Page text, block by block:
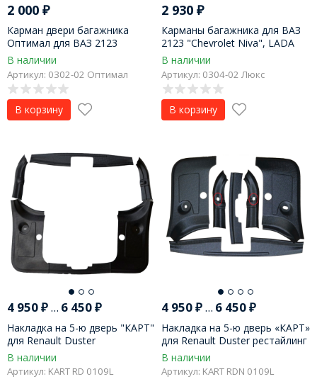
2 000 ₽
Карман двери багажника
Оптимал для ВАЗ 2123
"Chevrolet Niva", LADA Niva
Legend
В наличии
Артикул: 0302-02 Оптимал
В корзину
2 930₽
Карманы багажника для ВАЗ
2123 "Chevrolet Niva", LADA
Niva Travel
В наличии
Артикул: 0304-02 Люкс
В корзину
4 950₽... 6 450₽
Накладка на 5-ю дверь "КАРТ"
для Renault Duster
дорестайлинг до 2015 г.в. (без
комплектации)
В наличии
Артикул: KART RD 0109L
4 950₽... 6 450₽
Накладка на 5-ю дверь «КАРТ»
для Renault Duster рестайлинг
2015 г.в. (без комплектации)
В наличии
Артикул: KART RDN 0109L